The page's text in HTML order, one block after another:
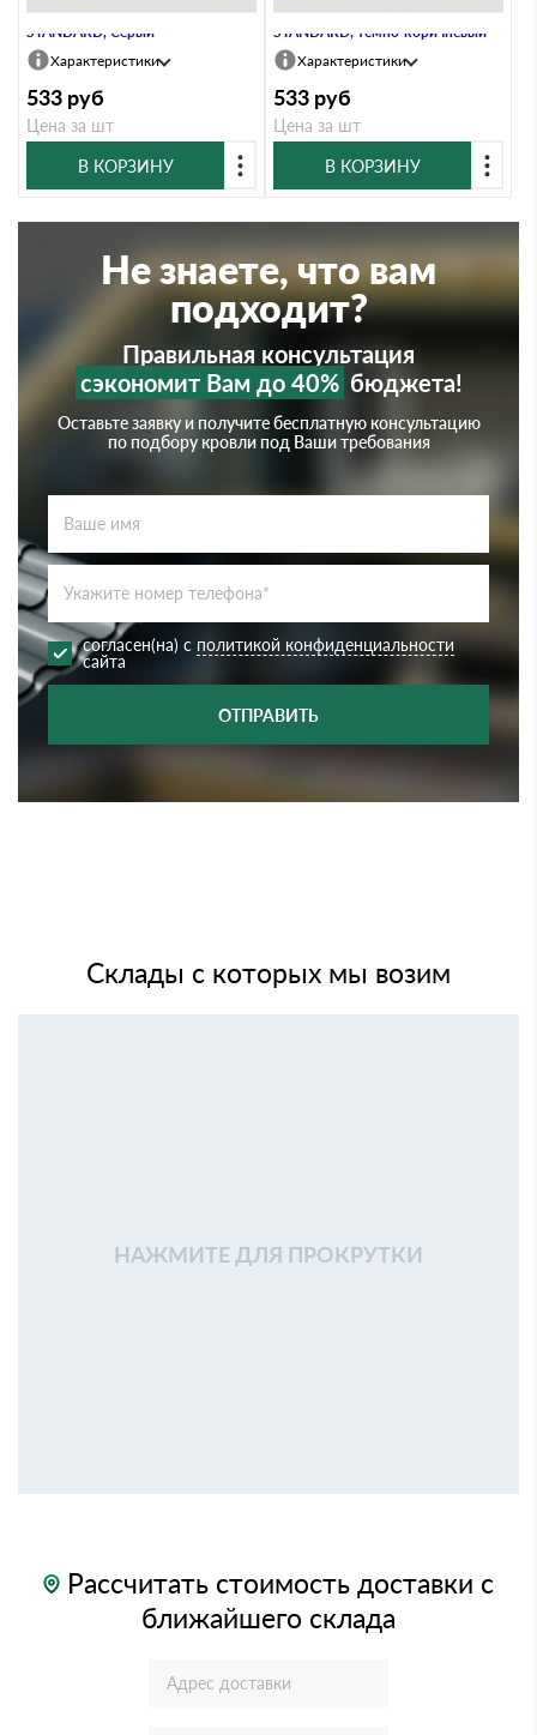
Желоб водосточный 3 м
STANDARD, Серый
Характеристики
533 руб
Цена за шт
В КОРЗИНУ
Желоб водосточный 3 м
STANDARD, тёмно-коричневый
Характеристики
533 руб
Цена за шт
В КОРЗИНУ
Не знаете, что вам
подходит?
Правильная консультация
сэкономит Вам до 40% бюджета!
Оставьте заявку и получите бесплатную консультацию
по подбору кровли под Ваши требования
согласен(на) с политикой конфиденциальности
сайта
ОТПРАВИТЬ
Склады с которых мы возим
НАЖМИТЕ ДЛЯ ПРОКРУТКИ
Рассчитать стоимость доставки с
ближайшего склада